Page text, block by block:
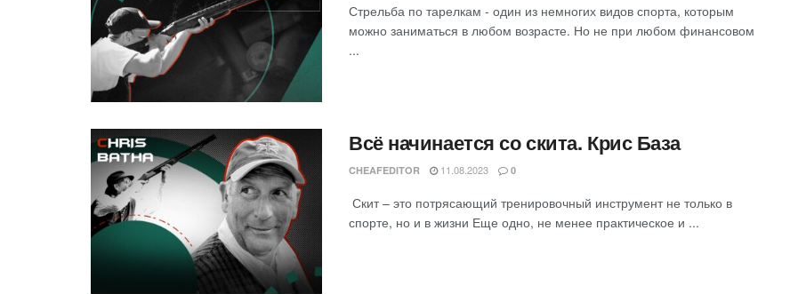
Стрельба по тарелкам - один из немногих видов спорта, которым
можно заниматься в любом возрасте. Но не при любом финансовом
...
Всё начинается со скита. Крис База
CHEAFEDITOR 11.08.2023 0
Скит – это потрясающий тренировочный инструмент не только в
спорте, но и в жизни Еще одно, не менее практическое и ...